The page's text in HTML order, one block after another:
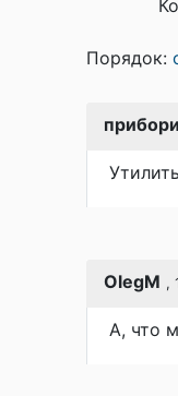
Порядок:
OlegM ,
А, что